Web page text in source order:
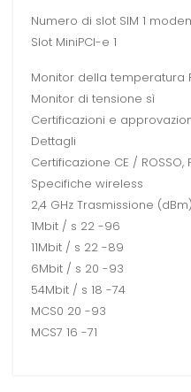
Numero di slot SIM 1
Slot MiniPCI-e 1
Monitor della temperatura
Monitor di tensione sì
Certificazioni e
Dettagli
Certificazione CE / ROSSO,
Specifiche wireless
2,4 GHz Trasmissione
1Mbit / s 22 -96
11Mbit / s 22 -89
6Mbit / s 20 -93
54Mbit / s 18 -74
MCS0 20 -93
MCS7 16 -71